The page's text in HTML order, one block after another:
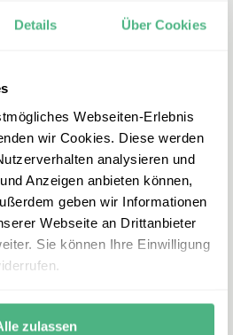
Details Über Cookies
Webseiten-Erlebnis
wir Cookies. Diese werden
analysieren und
Anzeigen anbieten können,
geben wir Informationen
Webseite an Drittanbieter
Sie können Ihre Einwilligung
zulassen
E-Mail
– Freitag: